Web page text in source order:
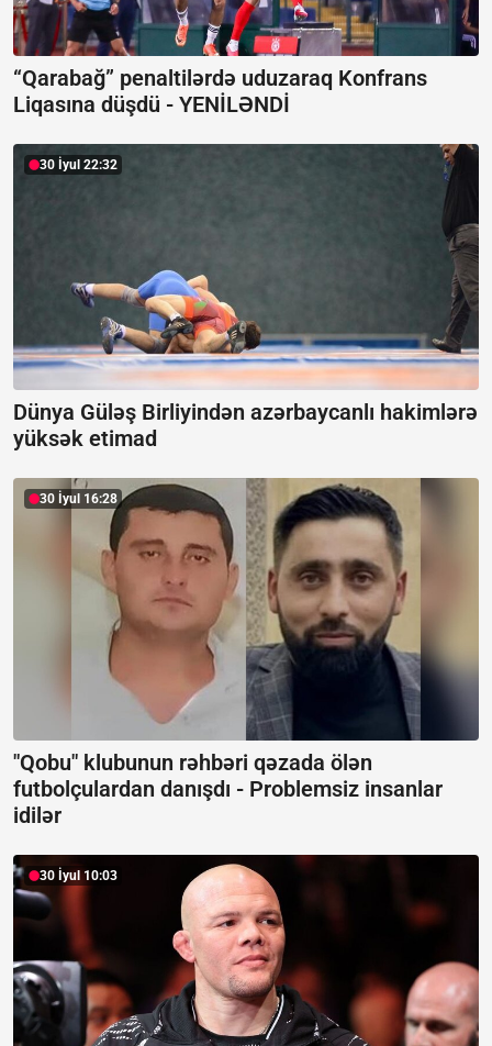
“Qarabağ” penaltilərdə uduzaraq Konfrans
Liqasına düşdü - YENİLƏNDİ
30 İyul 22:32
Dünya Güləş Birliyindən azərbaycanlı hakimlərə
yüksək etimad
30 İyul 16:28
"Qobu" klubunun rəhbəri qəzada ölən
futbolçulardan danışdı - Problemsiz insanlar
idilər
30 İyul 10:03